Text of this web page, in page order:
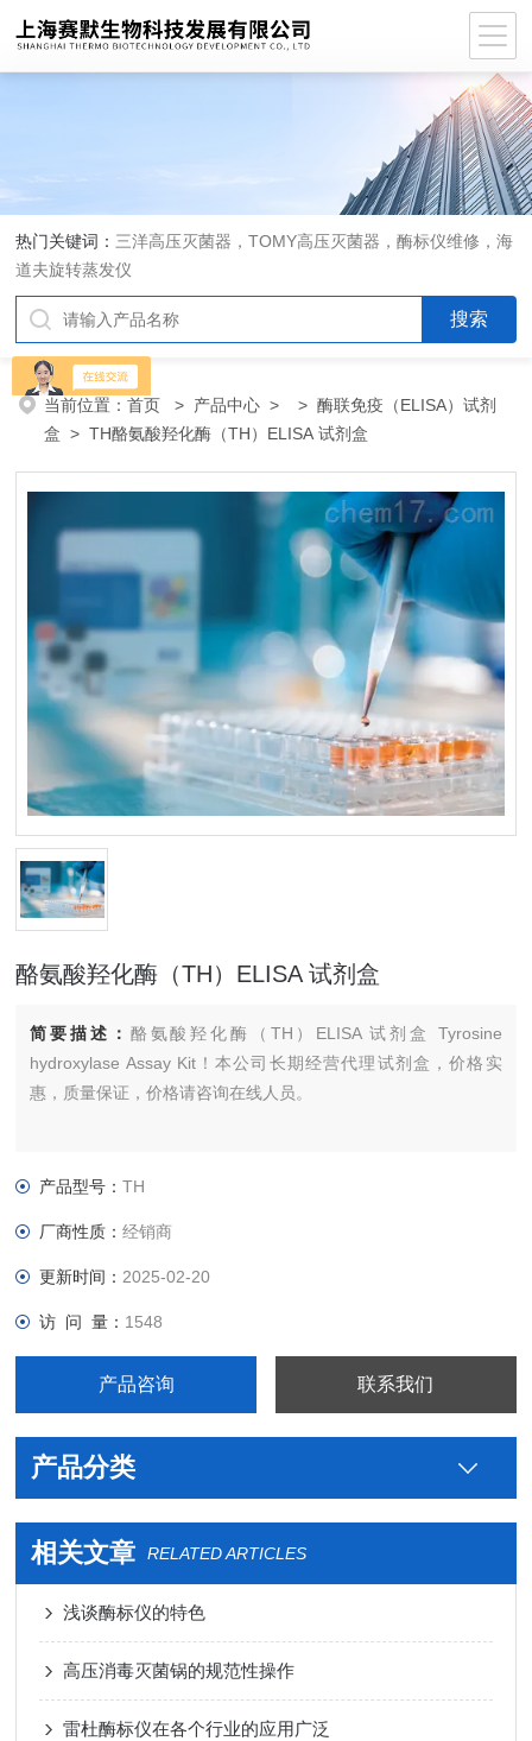
热门关键词： 三洋高压灭菌器，TOMY高压灭菌器，酶标仪维修，海
道夫旋转蒸发仪
当前位置：首页 > 产品中心 > >酶联免疫（ELISA）试剂
盒 > TH酪氨酸羟化酶（TH）ELISA 试剂盒
酪氨酸羟化酶（TH）ELISA 试剂盒
简要描述： 酪氨酸羟化酶（TH）ELISA 试剂盒 Tyrosine
hydroxylase Assay Kit！本公司长期经营代理试剂盒，价格实
惠，质量保证，价格请咨询在线人员。
产品型号：TH
厂商性质：经销商
更新时间： 2025-02-20
访 问 量： 1548
产品咨询 联系我们
产品分类
相关文章 RELATED ARTICLES
浅谈酶标仪的特色
高压消毒灭菌锅的规范性操作
雷杜酶标仪在各个行业的应用广泛